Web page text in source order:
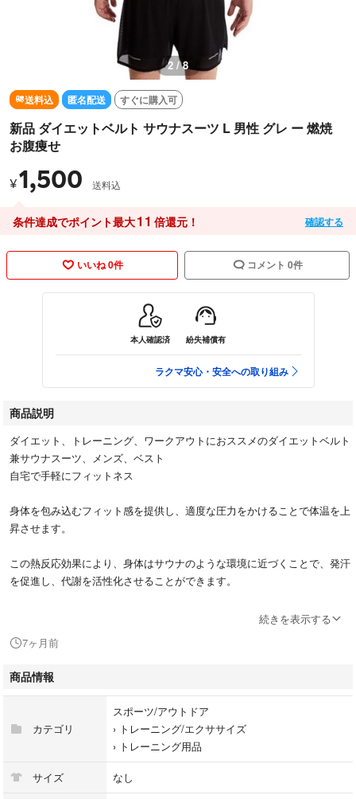
2 / 8
送料込 匿名配送 すぐに購入可
新品 ダイエットベルト サウナスーツ L 男性 グレ ー 燃焼
お腹痩せ
¥1,500 送料込
条件達成でポイント最大11 倍還元！ 確認する
いいね 0件 コメント 0件
本人確認済 紛失補償有
ラクマ安心・安全への取り組み
商品説明
ダイエット、トレーニング、ワークアウトにおススメのダイエットベルト
兼サウナスーツ、メンズ、ベスト
自宅で手軽にフィットネス
身体を包み込むフィット感を提供し、適度な圧力をかけることで体温を上
昇させます。
この熱反応効果により、身体はサウナのような環境に近づくことで、発汗
を促進し、代謝を活性化させることができます。
2本のベルトで腹筋上部と下腹部で2つに分けて引き締め強化し、激しい運
着用してジムでの筋トレ、ヨガ、ランニングなどを行うことで発汗作用、
カロリー消費を高めます。
しっかりとベルトサポートをするので、コルセットとして腰を温め、姿勢
を楽に保ち、デスクワークや日々の作業をサポートする時にも活躍しま
着脱がスムーズにできるフロントジップ仕様で、トレーニング中の着用に
続きを表示する
7ヶ月前
商品情報
カテゴリ
スポーツ/アウトドア
› トレーニング/エクササイズ
› トレーニング用品
サイズ なし